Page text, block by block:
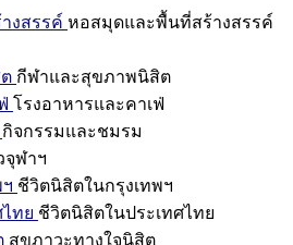
งสรรค์ หอสมุดและพื้นที่สร้างสรรค์
กีฬาและสุขภาพนิสิต
โรงอาหารและคาเฟ่
กิจกรรมและชมรม
จุฬาฯ
ชีวิตนิสิตในกรุงเทพฯ
ทย ชีวิตนิสิตในประเทศไทย
สุขภาวะทางใจนิสิต